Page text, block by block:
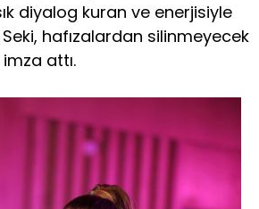
diyalog kuran ve enerjisiyle
hafızalardan silinmeyecek
attı.